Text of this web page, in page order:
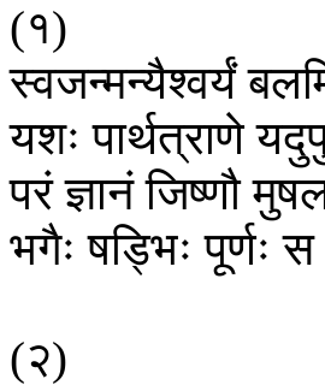
(१)
स्वजन्मन्यैश्वर्यं
यशः पार्थत्राणे
परं ज्ञानं जिष्णौ
भगैः षड्भिः पूर्णः स
(२)